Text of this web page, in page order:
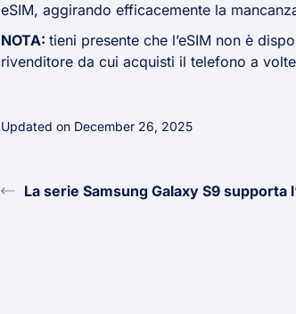
eSIM, aggirando efficacemente la
NOTA:tieni presente che l’eSIM non è
rivenditore da cui acquisti il telefono a
Updated on December 26, 2025
La serie Samsung Galaxy S9 supporta